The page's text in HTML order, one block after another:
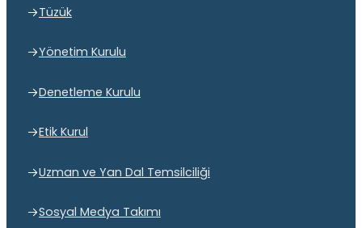
Tüzük
Yönetim Kurulu
Denetleme Kurulu
Etik Kurul
Uzman ve Yan Dal Temsilciliği
Sosyal Medya Takımı